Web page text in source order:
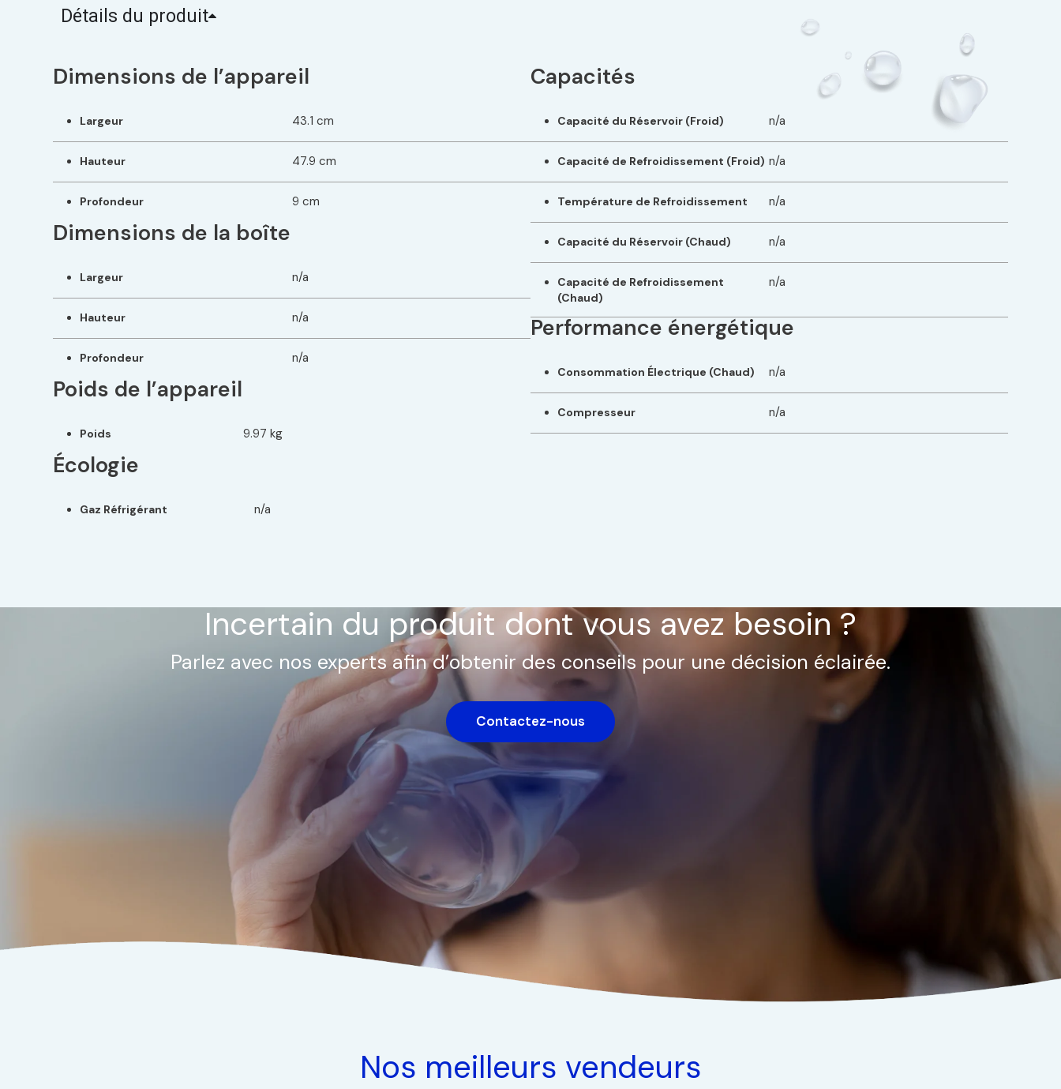
Détails du produit
Dimensions de l’appareil
Largeur 43.1 cm
Hauteur 47.9 cm
Profondeur 9 cm
Dimensions de la boîte
Largeur n/a
Hauteur n/a
Profondeur n/a
Poids de l’appareil
Poids 9.97 kg
Écologie
Gaz Réfrigérant n/a
Capacités
Capacité du Réservoir (Froid) n/a
Capacité de Refroidissement (Froid) n/a
Température de Refroidissement n/a
Capacité du Réservoir (Chaud) n/a
Capacité de Refroidissement
(Chaud)
n/a
Performance énergétique
Consommation Électrique (Chaud) n/a
Compresseur n/a
Incertain du produit dont vous avez besoin ?
Parlez avec nos experts afin d’obtenir des conseils pour une décision éclairée.
Contactez-nous
Nos meilleurs vendeurs